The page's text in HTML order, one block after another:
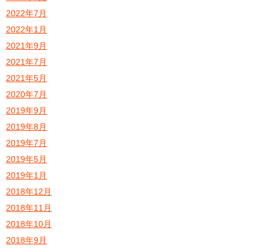
2022年7月
2022年1月
2021年9月
2021年7月
2021年5月
2020年7月
2019年9月
2019年8月
2019年7月
2019年5月
2019年1月
2018年12月
2018年11月
2018年10月
2018年9月